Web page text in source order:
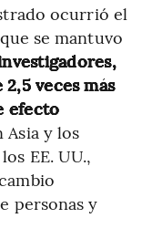
ocurrió el
se mantuvo
veces más
efecto
Asia y los
EE. UU.,
personas y